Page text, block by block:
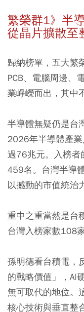
繁榮群1》半
從晶片擴散至
歸納榜單，五大繁
PCB、電腦周邊、
業崢嶸而出，其中
半導體無疑仍是台
2026年半導體產
過76兆元。入榜者
459名。台灣半導
以撼動的市值統治
重中之重當然是台
台灣入榜家數108
孫明德看台積電，
的戰略價值」，AI
無可取代的地位。
核心技術與垂直整